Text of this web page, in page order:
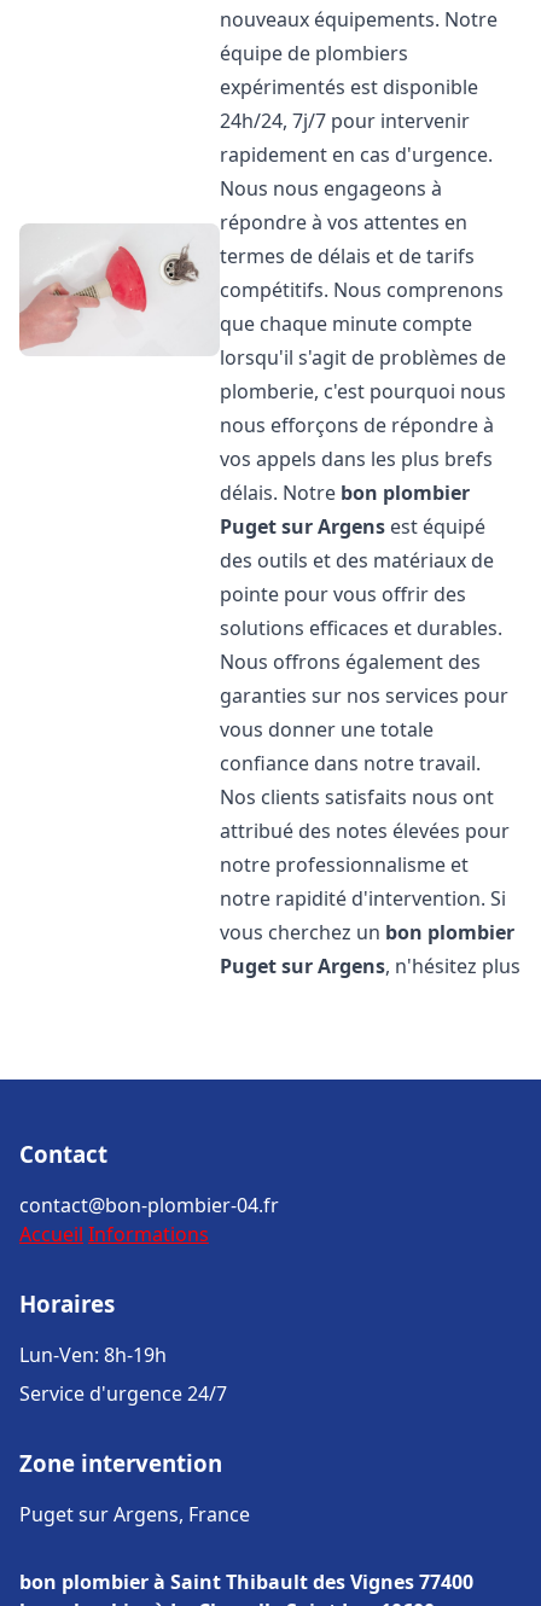
nouveaux équipements. Notre
équipe de plombiers
expérimentés est disponible
24h/24, 7j/7 pour intervenir
rapidement en cas d'urgence.
Nous nous engageons à
répondre à vos attentes en
termes de délais et de tarifs
compétitifs. Nous comprenons
que chaque minute compte
lorsqu'il s'agit de problèmes de
plomberie, c'est pourquoi nous
nous efforçons de répondre à
vos appels dans les plus brefs
délais. Notre bon plombier
Puget sur Argens est équipé
des outils et des matériaux de
pointe pour vous offrir des
solutions efficaces et durables.
Nous offrons également des
garanties sur nos services pour
vous donner une totale
confiance dans notre travail.
Nos clients satisfaits nous ont
attribué des notes élevées pour
notre professionnalisme et
notre rapidité d'intervention. Si
vous cherchez un bon plombier
Puget sur Argens, n'hésitez plus
Contact
contact@bon-plombier-04.fr
Accueil Informations
Horaires
Lun-Ven: 8h-19h
Service d'urgence 24/7
Zone intervention
Puget sur Argens, France
bon plombier à Saint Thibault des Vignes 77400